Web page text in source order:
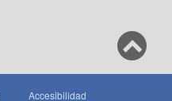
Accesibilidad